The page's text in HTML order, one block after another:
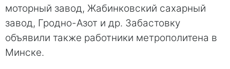
моторный завод, Жабинковский сахарный
завод, Гродно-Азот и др. Забастовку
объявили также работники метрополитена в
Минске.